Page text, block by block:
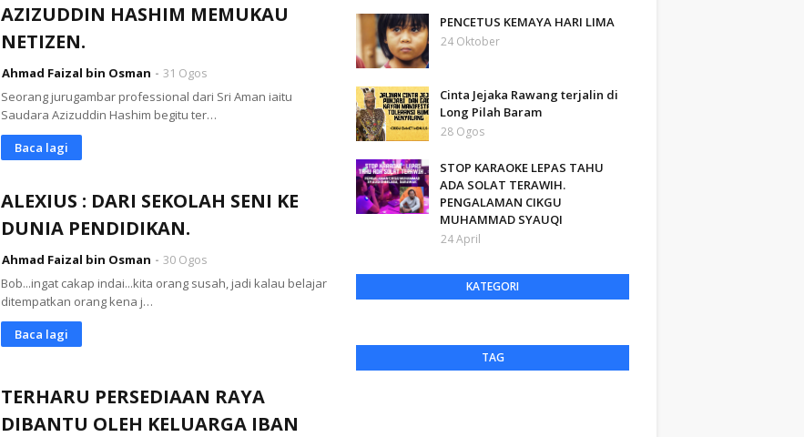
AZIZUDDIN HASHIM MEMUKAU
NETIZEN.
Ahmad Faizal bin Osman
31 Ogos
Seorang jurugambar professional dari Sri Aman iaitu
Saudara Azizuddin Hashim begitu ter…
Baca lagi
ALEXIUS : DARI SEKOLAH SENI KE
DUNIA PENDIDIKAN.
Ahmad Faizal bin Osman
30 Ogos
Bob...ingat cakap indai...kita orang susah, jadi kalau belajar
ditempatkan orang kena j…
Baca lagi
TERHARU PERSEDIAAN RAYA
DIBANTU OLEH KELUARGA IBAN
PENCETUS KEMAYA HARI LIMA
24 Oktober
Cinta Jejaka Rawang terjalin di
Long Pilah Baram
28 Ogos
STOP KARAOKE LEPAS TAHU
ADA SOLAT TERAWIH.
PENGALAMAN CIKGU
MUHAMMAD SYAUQI
24 April
KATEGORI
TAG